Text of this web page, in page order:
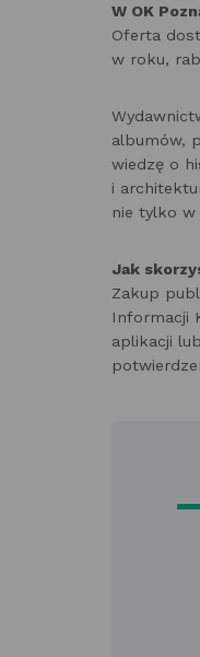
W OK
Oferta
w roku,
albumów,
wiedzę o
i
nie tylko w
Jak
Zakup
Informacji
aplikacji